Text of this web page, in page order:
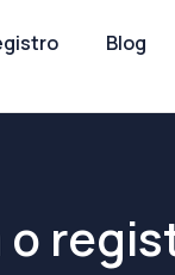
Blog